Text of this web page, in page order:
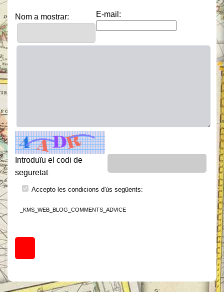
Nom a mostrar: E-mail:
Introduïu el codi de
seguretat
Accepto les condicions d'ús següents:
_KMS_WEB_BLOG_COMMENTS_ADVICE